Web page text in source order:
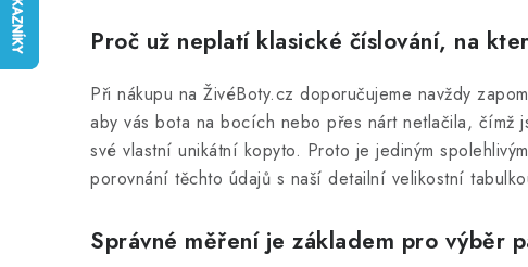
Proč už neplatí klasické číslování, na
Při nákupu na ŽivéBoty.cz doporučujeme navždy
aby vás bota na bocích nebo přes nárt netlačila, čímž
své vlastní unikátní kopyto. Proto je jediným
porovnání těchto údajů s naší detailní velikostní
Správné měření je základem pro výběr